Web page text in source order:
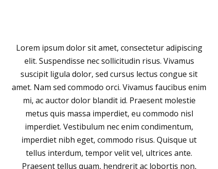
Lorem ipsum dolor sit amet, consectetur adipiscing
elit. Suspendisse nec sollicitudin risus. Vivamus
suscipit ligula dolor, sed cursus lectus congue sit
amet. Nam sed commodo orci. Vivamus faucibus enim
mi, ac auctor dolor blandit id. Praesent molestie
metus quis massa imperdiet, eu commodo nisl
imperdiet. Vestibulum nec enim condimentum,
imperdiet nibh eget, commodo risus. Quisque ut
tellus interdum, tempor velit vel, ultrices ante.
Praesent tellus quam, hendrerit ac lobortis non,